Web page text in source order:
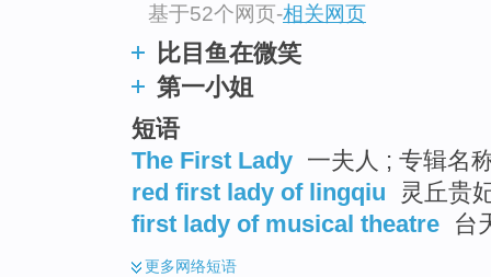
基于52个网页-相关网页
比目鱼在微笑
第一小姐
短语
The First Lady 一夫人 ; 专辑名
red first lady of lingqiu
灵丘贵
first lady of musical theatre 台
更多网络短语